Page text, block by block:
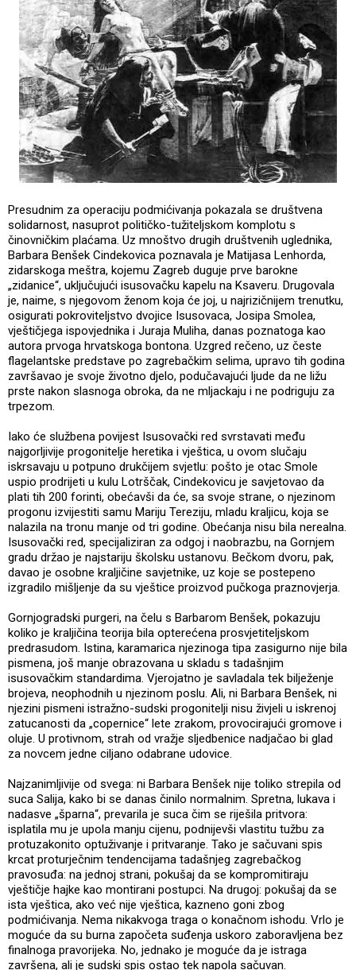
Presudnim za operaciju podmićivanja pokazala se društvena
solidarnost, nasuprot političko-tužiteljskom komplotu s
činovničkim plaćama. Uz mnoštvo drugih društvenih uglednika,
Barbara Benšek Cindekovica poznavala je Matijasa Lenhorda,
zidarskoga meštra, kojemu Zagreb duguje prve barokne
„zidanice“, uključujući isusovačku kapelu na Ksaveru. Drugovala
je, naime, s njegovom ženom koja će joj, u najrizičnijem trenutku,
osigurati pokroviteljstvo dvojice Isusovaca, Josipa Smolea,
vještičjega ispovjednika i Juraja Muliha, danas poznatoga kao
autora prvoga hrvatskoga bontona. Uzgred rečeno, uz česte
flagelantske predstave po zagrebačkim selima, upravo tih godina
završavao je svoje životno djelo, podučavajući ljude da ne ližu
prste nakon slasnoga obroka, da ne mljackaju i ne podriguju za
trpezom.
Iako će službena povijest Isusovački red svrstavati među
najgorljivije progonitelje heretika i vještica, u ovom slučaju
iskrsavaju u potpuno drukčijem svjetlu: pošto je otac Smole
uspio prodrijeti u kulu Lotrščak, Cindekovicu je savjetovao da
plati tih 200 forinti, obećavši da će, sa svoje strane, o njezinom
progonu izvijestiti samu Mariju Tereziju, mladu kraljicu, koja se
nalazila na tronu manje od tri godine. Obećanja nisu bila nerealna.
Isusovački red, specijaliziran za odgoj i naobrazbu, na Gornjem
gradu držao je najstariju školsku ustanovu. Bečkom dvoru, pak,
davao je osobne kraljičine savjetnike, uz koje se postepeno
izgradilo mišljenje da su vještice proizvod pučkoga praznovjerja.
Gornjogradski purgeri, na čelu s Barbarom Benšek, pokazuju
koliko je kraljičina teorija bila opterećena prosvjetiteljskom
predrasudom. Istina, karamarica njezinoga tipa zasigurno nije bila
pismena, još manje obrazovana u skladu s tadašnjim
isusovačkim standardima. Vjerojatno je savladala tek bilježenje
brojeva, neophodnih u njezinom poslu. Ali, ni Barbara Benšek, ni
njezini pismeni istražno-sudski progonitelji nisu živjeli u iskrenoj
zatucanosti da „copernice“ lete zrakom, provocirajući gromove i
oluje. U protivnom, strah od vražje sljedbenice nadjačao bi glad
za novcem jedne ciljano odabrane udovice.
Najzanimljivije od svega: ni Barbara Benšek nije toliko strepila od
suca Salija, kako bi se danas činilo normalnim. Spretna, lukava i
nadasve „šparna“, prevarila je suca čim se riješila pritvora:
isplatila mu je upola manju cijenu, podnijevši vlastitu tužbu za
protuzakonito optuživanje i pritvaranje. Tako je sačuvani spis
krcat proturječnim tendencijama tadašnjeg zagrebačkog
pravosuđa: na jednoj strani, pokušaj da se kompromitiraju
vještičje hajke kao montirani postupci. Na drugoj: pokušaj da se
ista vještica, ako već nije vještica, kazneno goni zbog
podmićivanja. Nema nikakvoga traga o konačnom ishodu. Vrlo je
moguće da su burna započeta suđenja uskoro zaboravljena bez
finalnoga pravorijeka. No, jednako je moguće da je istraga
završena, ali je sudski spis ostao tek napola sačuvan.